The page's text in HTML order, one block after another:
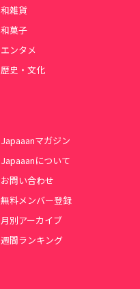
和雑貨
和菓子
エンタメ
歴史・文化
Japaaanマガジン
Japaaanについて
お問い合わせ
無料メンバー登録
月別アーカイブ
週間ランキング